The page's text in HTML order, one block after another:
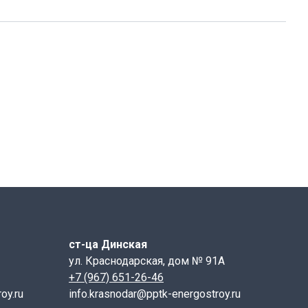
ст-ца Динская
ул. Краснодарская, дом № 91А
+7 (967) 651-26-46
info.krasnodar@pptk-energostroy.ru